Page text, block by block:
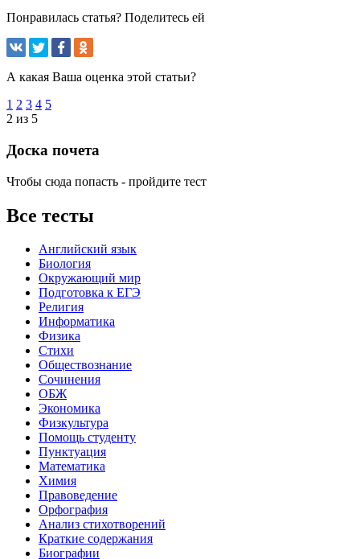
Понравилась статья? Поделитесь ей
А какая Ваша оценка этой статьи?
1 2 3 4 5
2 из 5
Доска почета
Чтобы сюда попасть - пройдите тест
Все тесты
Английский язык
Биология
Окружающий мир
Подготовка к ЕГЭ
Религия
Информатика
Физика
Стихи
Обществознание
Сочинения
ОБЖ
Экономика
Физкультура
Помощь студенту
Пунктуация
Математика
Химия
Правоведение
Орфография
Анализ стихотворений
Краткие содержания
Биографии